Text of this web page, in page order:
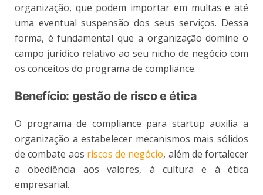
organização, que podem importar em multas e até
uma eventual suspensão dos seus serviços. Dessa
forma, é fundamental que a organização domine o
campo jurídico relativo ao seu nicho de negócio com
os conceitos do programa de compliance.
Benefício: gestão de risco e ética
O programa de compliance para startup auxilia a
organização a estabelecer mecanismos mais sólidos
de combate aos riscos de negócio, além de fortalecer
a obediência aos valores, à cultura e à ética
empresarial.